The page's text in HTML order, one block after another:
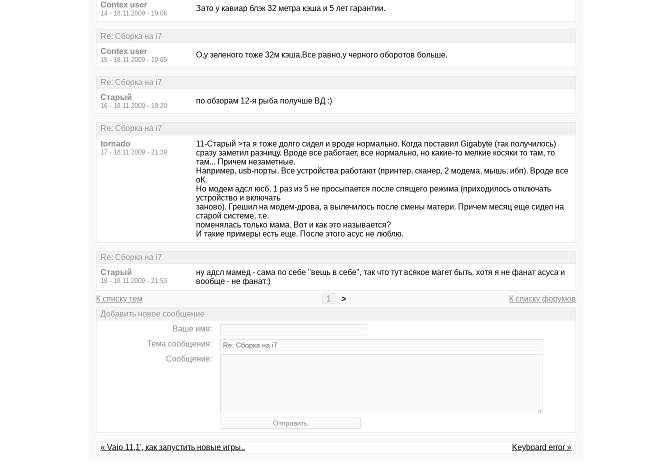
Contex user
14 - 18.11.2009 - 19:06
Зато у кавиар блэк 32 метра кэша и 5 лет гарантии.
Re: Сборка на i7
Contex user
15 - 18.11.2009 - 19:09
О,у зеленого тоже 32м кэша.Все равно,у черного оборотов больше.
Re: Сборка на i7
Старый
16 - 18.11.2009 - 19:20
по обзорам 12-я рыба получше ВД :)
Re: Сборка на i7
tornado
17 - 18.11.2009 - 21:39
11-Старый >та я тоже долго сидел и вроде нормально. Когда поставил Gigabyte (так получилось)
сразу заметил разницу. Вроде все работает, все нормально, но какие-то мелкие косяки то там, то
там... Причем незаметные.
Например, usb-порты. Все устройства работают (принтер, сканер, 2 модема, мышь, ибп). Вроде все
оК.
Но модем адсл юсб, 1 раз из 5 не просыпается после спящего режима (приходилось отключать
устройство и включать
заново). Грешил на модем-дрова, а вылечилось после смены матери. Причем месяц еще сидел на
старой системе, т.е.
поменялась только мама. Вот и как это называется?
И такие примеры есть еще. После этого асус не люблю.
Re: Сборка на i7
Старый
18 - 18.11.2009 - 21:53
ну адсл мамед - сама по себе "вещь в себе", так что тут всякое магет быть. хотя я не фанат асуса и
вообще - не фанат:)
К списку тем 1 >
К списку форумов
Добавить новое сообщение
Ваше имя:
Тема сообщения:
Сообщение:
« Vaio 11,1', как запустить новые игры.. Keyboard error »